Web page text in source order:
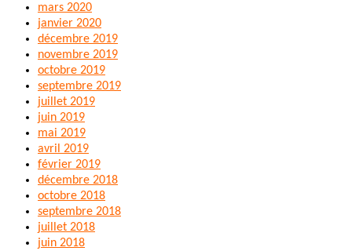
mars 2020
janvier 2020
décembre 2019
novembre 2019
octobre 2019
septembre 2019
juillet 2019
juin 2019
mai 2019
avril 2019
février 2019
décembre 2018
octobre 2018
septembre 2018
juillet 2018
juin 2018